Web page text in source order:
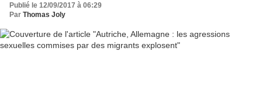
Publié le 12/09/2017 à 06:29
Par Thomas Joly